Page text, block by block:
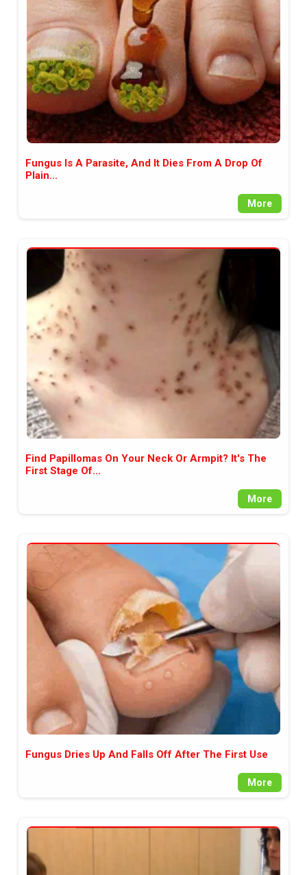
аудитория, затова държим на
прозрачност и коректност от
наша страна. Поднасяме ви
новините такива, каквито са. В
пълния си потенциал.
Fungus Is A Parasite, And It Dies From A Drop Of
Plain...
More
Find Papillomas On Your Neck Or Armpit? It's The
First Stage Of...
More
Fungus Dries Up And Falls Off After The First Use
More